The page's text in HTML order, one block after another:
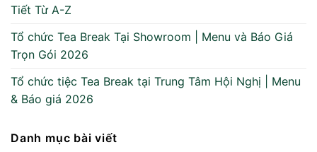
Tiết Từ A-Z
Tổ chức Tea Break Tại Showroom | Menu và Báo Giá
Trọn Gói 2026
Tổ chức tiệc Tea Break tại Trung Tâm Hội Nghị | Menu
& Báo giá 2026
Danh mục bài viết